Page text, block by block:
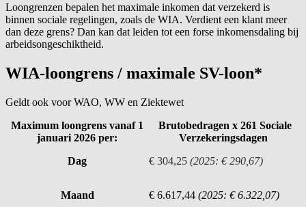
Loongrenzen bepalen het maximale inkomen dat verzekerd is
binnen sociale regelingen, zoals de WIA. Verdient een klant meer
dan deze grens? Dan kan dat leiden tot een forse inkomensdaling bij
arbeidsongeschiktheid.
WIA-loongrens / maximale SV-loon*
Geldt ook voor WAO, WW en Ziektewet
Maximum loongrens vanaf 1
januari 2026 per:
Brutobedragen x 261 Sociale
Verzekeringsdagen
Dag
€ 304,25 (2025: € 290,67)
Maand € 6.617,44 (2025: € 6.322,07)